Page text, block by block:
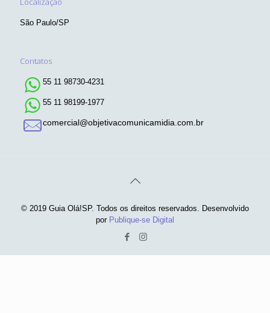
São Paulo/SP
Contatos
55 11 98730-4231
55 11 98199-1977
comercial@objetivacomunicamidia.com.br
© 2019 Guia Olá!SP. Todos os direitos reservados. Desenvolvido
por Publique-se Digital